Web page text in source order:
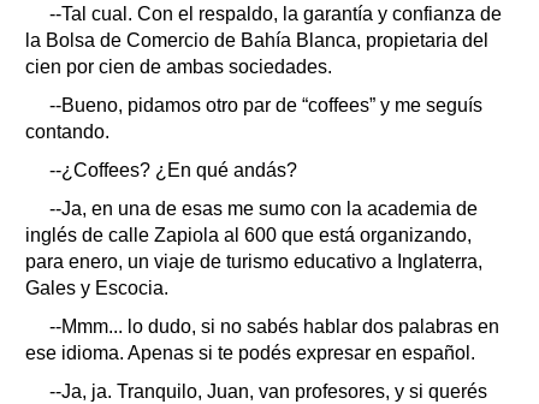
--Tal cual. Con el respaldo, la garantía y confianza de
la Bolsa de Comercio de Bahía Blanca, propietaria del
cien por cien de ambas sociedades.
--Bueno, pidamos otro par de “coffees” y me seguís
contando.
--¿Coffees? ¿En qué andás?
--Ja, en una de esas me sumo con la academia de
inglés de calle Zapiola al 600 que está organizando,
para enero, un viaje de turismo educativo a Inglaterra,
Gales y Escocia.
--Mmm... lo dudo, si no sabés hablar dos palabras en
ese idioma. Apenas si te podés expresar en español.
--Ja, ja. Tranquilo, Juan, van profesores, y si querés